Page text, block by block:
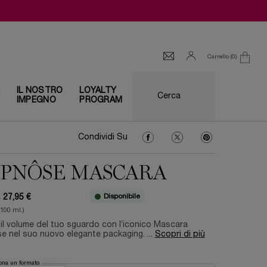
Carrello 0
0 prodotto
IL NOSTRO
IMPEGNO
LOYALTY
PROGRAM
Cerca
Condividi Su Condividi Su Facebook
Condividi Su Twitter
Condividi Su
MASCARA
27,95 €
ml.)
Disponibile
il volume del tuo sguardo con l’iconico Mascara
nel suo nuovo elegante packaging. ... Scopri di più
un formato